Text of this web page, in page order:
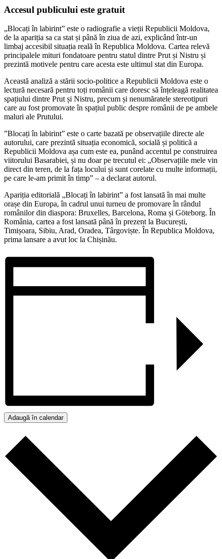
Accesul publicului este gratuit
„Blocați în labirint” este o radiografie a vieții Republicii Moldova,
de la apariția sa ca stat și până în ziua de azi, explicând într-un
limbaj accesibil situația reală în Republica Moldova. Cartea relevă
principalele mituri fondatoare pentru statul dintre Prut și Nistru și
prezintă motivele pentru care acesta este ultimul stat din Europa.
Această analiză a stării socio-politice a Republicii Moldova este o
lectură necesară pentru toți românii care doresc să înțeleagă realitatea
spațiului dintre Prut și Nistru, precum și nenumăratele stereotipuri
care au fost promovate în spațiul public despre românii de pe ambele
maluri ale Prutului.
”Blocați în labirint” este o carte bazată pe observațiile directe ale
autorului, care prezintă situația economică, socială și politică a
Republicii Moldova așa cum este ea, punând accentul pe construirea
viitorului Basarabiei, și nu doar pe trecutul ei: „Observațiile mele vin
direct din teren, de la fața locului și sunt corelate cu multe informații,
pe care le-am primit în timp” – a declarat autorul.
Apariția editorială „Blocați în labirint” a fost lansată în mai multe
orașe din Europa, în cadrul unui turneu de promovare în rândul
românilor din diaspora: Bruxelles, Barcelona, Roma și Göteborg. În
România, cartea a fost lansată până în prezent la București,
Timișoara, Sibiu, Arad, Oradea, Târgoviște. În Republica Moldova,
prima lansare a avut loc la Chișinău.
Adaugă în calendar